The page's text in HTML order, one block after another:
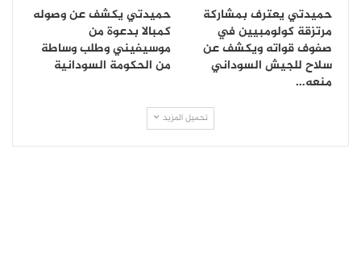
حميدتي يعترف بمشاركة
مرتزقة كولومبيين في
صفوف قواته ويكشف عن
سلاح للجيش السوداني
منعه…
حميدتي يكشف عن وصوله
كمبالا بدعوة من
موسيفيني وطلب وساطة
من الحكومة السودانية
تحميل المزيد